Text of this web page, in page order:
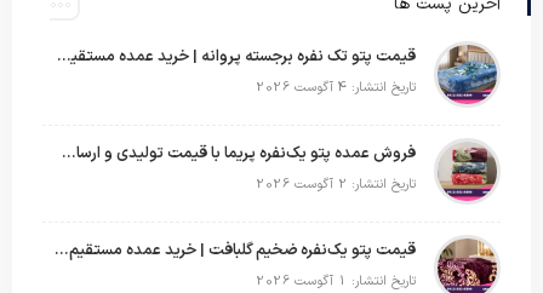
قیمت پتو تک نفره برجسته پروانه | خرید عمده مستقیم با بهترین قیمت بازار
تاریخ انتشار: 4 آگوست 2026
فروش عمده پتو یک‌نفره پریما با قیمت تولیدی و ارسال به سراسر کشور
تاریخ انتشار: 2 آگوست 2026
قیمت پتو یک‌نفره ضخیم گلبافت | خرید عمده مستقیم با بهترین قیمت
تاریخ انتشار: 1 آگوست 2026